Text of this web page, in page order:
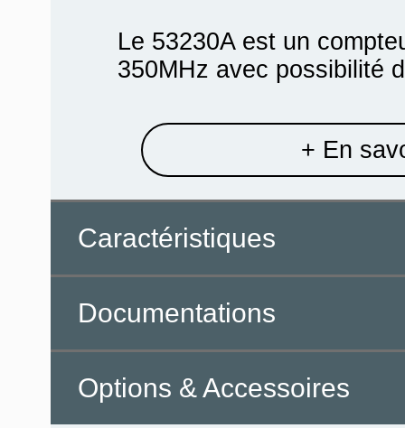
Le 53230A est un
350MHz avec possibilité
+ En
Caractéristiques
Documentations
Options & Accessoires